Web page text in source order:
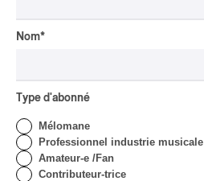
Nom*
Type d'abonné
Mélomane
Professionnel industrie musicale
Amateur-e /Fan
Contributeur-trice